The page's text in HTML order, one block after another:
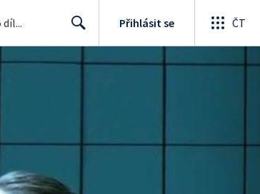
Přihlásit se ČT